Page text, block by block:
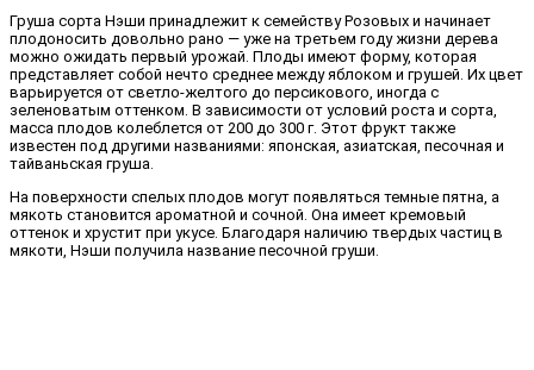
Груша сорта Нэши принадлежит к семейству Розовых и начинает
плодоносить довольно рано — уже на третьем году жизни дерева
можно ожидать первый урожай. Плоды имеют форму, которая
представляет собой нечто среднее между яблоком и грушей. Их цвет
варьируется от светло-желтого до персикового, иногда с
зеленоватым оттенком. В зависимости от условий роста и сорта,
масса плодов колеблется от 200 до 300 г. Этот фрукт также
известен под другими названиями: японская, азиатская, песочная и
тайваньская груша.
На поверхности спелых плодов могут появляться темные пятна, а
мякоть становится ароматной и сочной. Она имеет кремовый
оттенок и хрустит при укусе. Благодаря наличию твердых частиц в
мякоти, Нэши получила название песочной груши.